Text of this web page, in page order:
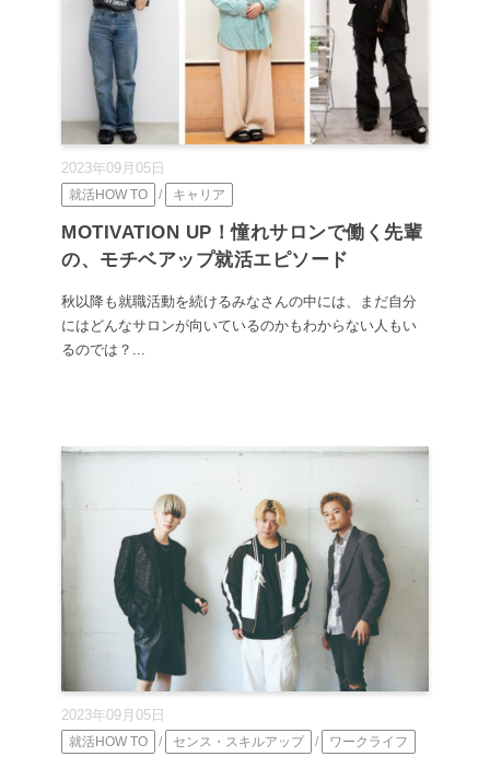
2023年09月05日
就活HOW TO / キャリア
MOTIVATION UP！憧れサロンで働く先輩
の、モチベアップ就活エピソード
秋以降も就職活動を続けるみなさんの中には、まだ自分
にはどんなサロンが向いているのかもわからない人もい
るのでは？...
2023年09月05日
就活HOW TO / センス・スキルアップ / ワークライフ